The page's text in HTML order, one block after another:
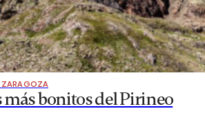
ZARAGOZA
más bonitos del Pirineo